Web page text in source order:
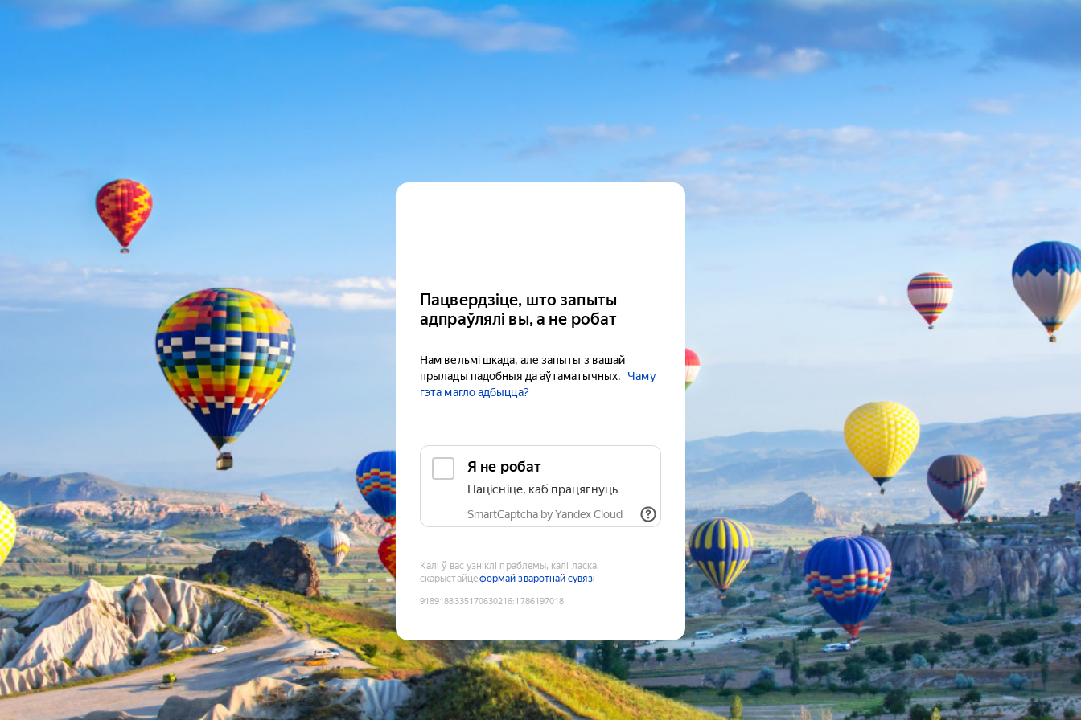
Пацвердзіце, што запыты
адпраўлялі вы, а не робат
Нам вельмі шкада, але запыты з вашай
прылады падобныя да аўтаматычных.
Чаму
гэта магло адбыцца?
Я не робат
Націсніце, каб працягнуць
SmartCaptcha by Yandex Cloud
Калі ў вас узніклі праблемы, калі ласка,
скарыстайцеформай зваротнай сувязі
9189188335170630216:1786197018